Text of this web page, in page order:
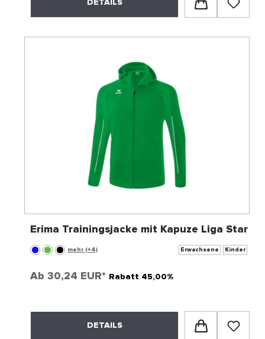
DETAILS
Erima Trainingsjacke mit Kapuze Liga Star
mehr (+4) Erwachsene Kinder
Ab 30,24 EUR* Rabatt 45,00%
DETAILS